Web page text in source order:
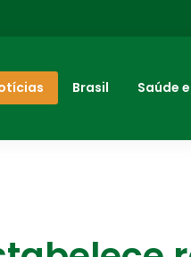
Brasil Saúde